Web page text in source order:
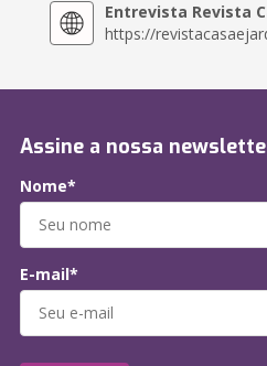
Entrevista Revista
https://
Assine a nossa
Nome*
E-mail*